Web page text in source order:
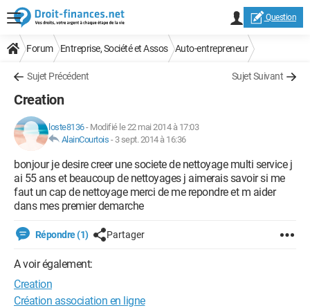
Question
Forum Entreprise, Société et Assos Auto-entrepreneur
Sujet Précédent Sujet Suivant
Creation
loste8136- Modifié le 22 mai 2014 à 17:03
AlainCourtois - 3 sept. 2014 à 16:36
bonjour je desire creer une societe de nettoyage multi service j
ai 55 ans et beaucoup de nettoyages j aimerais savoir si me
faut un cap de nettoyage merci de me repondre et m aider
dans mes premier demarche
Répondre (1) Partager
A voir également:
Creation
Création association en ligne